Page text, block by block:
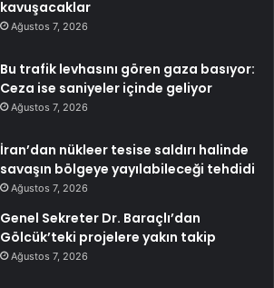
kavuşacaklar
Ağustos 7, 2026
Bu trafik levhasını gören gaza basıyor:
Ceza ise saniyeler içinde geliyor
Ağustos 7, 2026
İran’dan nükleer tesise saldırı halinde
savaşın bölgeye yayılabileceği tehdidi
Ağustos 7, 2026
Genel Sekreter Dr. Baraçlı’dan
Gölcük’teki projelere yakın takip
Ağustos 7, 2026